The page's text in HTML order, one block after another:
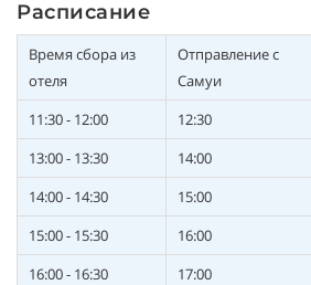
Расписание
Время сбора из
отеля
Отправление с
Самуи
11:30 - 12:00
12:30
13:00 - 13:30
14:00
14:00 - 14:30
15:00
15:00 - 15:30
16:00
16:00 - 16:30
17:00